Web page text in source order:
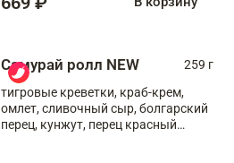
Самурай ролл NEW
259 г
тигровые креветки, краб-крем,
омлет, сливочный сыр, болгарский
перец, кунжут, перец красный